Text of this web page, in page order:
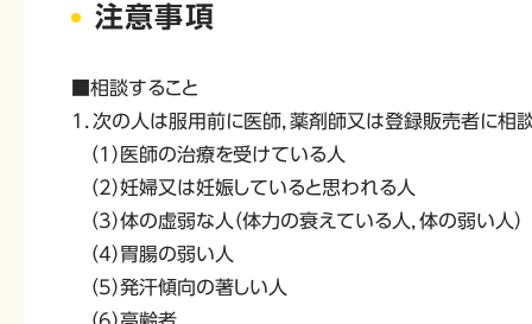
注意事項
■相談すること
1．次の人は服用前に医師，薬剤師又は登録販売者に相
（1）医師の治療を受けている人
（2）妊婦又は妊娠していると思われる人
（3）体の虚弱な人（体力の衰えている人，体の弱い人）
（4）胃腸の弱い人
（5）発汗傾向の著しい人
（6）高齢者